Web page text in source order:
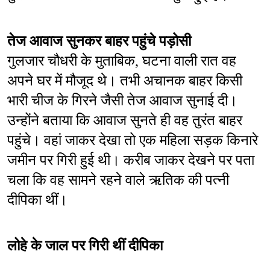
तेज आवाज सुनकर बाहर पहुंचे पड़ोसी
गुलजार चौधरी के मुताबिक, घटना वाली रात वह
अपने घर में मौजूद थे। तभी अचानक बाहर किसी
भारी चीज के गिरने जैसी तेज आवाज सुनाई दी।
उन्होंने बताया कि आवाज सुनते ही वह तुरंत बाहर
पहुंचे। वहां जाकर देखा तो एक महिला सड़क किनारे
जमीन पर गिरी हुई थी। करीब जाकर देखने पर पता
चला कि वह सामने रहने वाले ऋतिक की पत्नी
दीपिका थीं।
लोहे के जाल पर गिरी थीं दीपिका